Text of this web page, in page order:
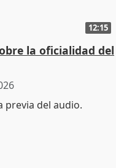
12:15
la oficialidad del